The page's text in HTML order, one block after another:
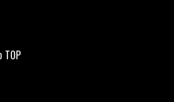
TOP